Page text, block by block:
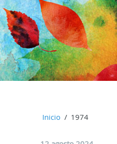
Inicio 1974